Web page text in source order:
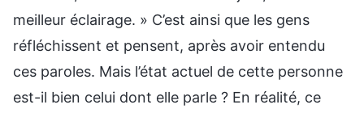
meilleur éclairage. » C’est ainsi que les gens
réfléchissent et pensent, après avoir entendu
ces paroles. Mais l’état actuel de cette personne
est-il bien celui dont elle parle ? En réalité, ce